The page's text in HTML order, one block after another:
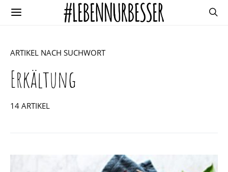
ARTIKEL NACH SUCHWORT
Erkältung
14 ARTIKEL